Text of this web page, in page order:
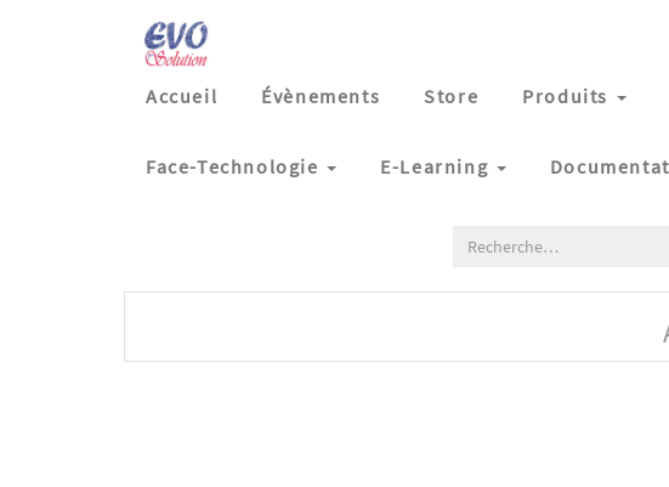
Accueil Évènements Store Produits
Face-Technologie E-Learning